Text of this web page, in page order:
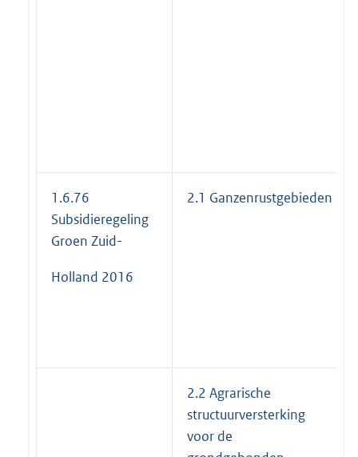
1.6.76
Subsidieregeling
Groen Zuid-
Holland 2016
2.1 Ganzenrustgebieden
2.2 Agrarische
structuurversterking
voor de